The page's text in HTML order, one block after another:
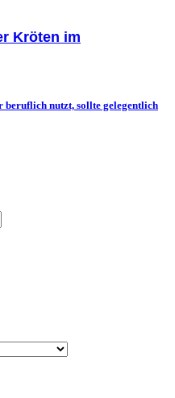
Kröten im
beruflich nutzt, sollte gelegentlich